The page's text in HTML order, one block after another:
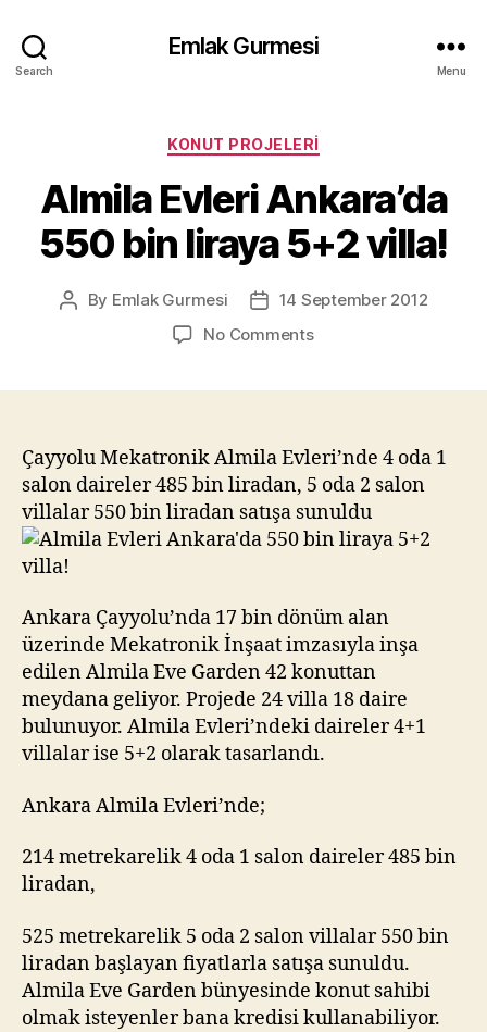
Search
Emlak Gurmesi
Menu
Categories
KONUT PROJELERI
Almila Evleri Ankara’da
550 bin liraya 5+2 villa!
Post
By Emlak Gurmesi
Post14 September 2012
No Commentson
bin
liraya
5+2
villa!
Çayyolu Mekatronik Almila Evleri’nde 4 oda 1
salon daireler 485 bin liradan, 5 oda 2 salon
villalar 550 bin liradan satışa sunuldu
Ankara Çayyolu’nda 17 bin dönüm alan
üzerinde Mekatronik İnşaat imzasıyla inşa
edilen Almila Eve Garden 42 konuttan
meydana geliyor. Projede 24 villa 18 daire
bulunuyor. Almila Evleri’ndeki daireler 4+1
villalar ise 5+2 olarak tasarlandı.
Ankara Almila Evleri’nde;
214 metrekarelik 4 oda 1 salon daireler 485 bin
liradan,
525 metrekarelik 5 oda 2 salon villalar 550 bin
liradan başlayan fiyatlarla satışa sunuldu.
Almila Eve Garden bünyesinde konut sahibi
olmak isteyenler bana kredisi kullanabiliyor.